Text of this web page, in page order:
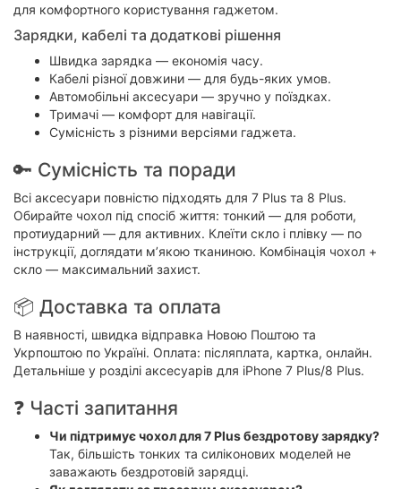
для комфортного користування гаджетом.
Зарядки, кабелі та додаткові рішення
Швидка зарядка — економія часу.
Кабелі різної довжини — для будь-яких умов.
Автомобільні аксесуари — зручно у поїздках.
Тримачі — комфорт для навігації.
Сумісність з різними версіями гаджета.
🔑 Сумісність та поради
Всі аксесуари повністю підходять для 7 Plus та 8 Plus.
Обирайте чохол під спосіб життя: тонкий — для роботи,
протиударний — для активних. Клеїти скло і плівку — по
інструкції, доглядати м’якою тканиною. Комбінація чохол +
скло — максимальний захист.
📦 Доставка та оплата
В наявності, швидка відправка Новою Поштою та
Укрпоштою по Україні. Оплата: післяплата, картка, онлайн.
Детальніше у розділі аксесуарів для iPhone 7 Plus/8 Plus.
❓ Часті запитання
Чи підтримує чохол для 7 Plus бездротову зарядку?
Так, більшість тонких та силіконових моделей не
заважають бездротовій зарядці.